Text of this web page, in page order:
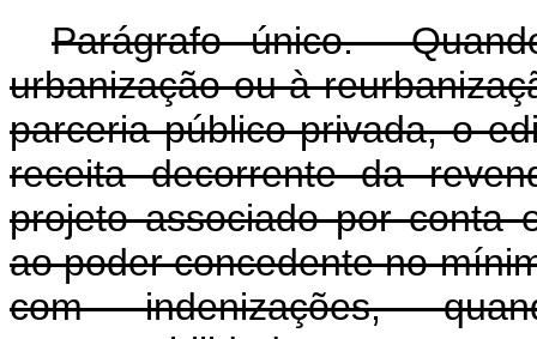
Parágrafo único.
urbanização ou à
parceria público-privada, o
receita decorrente da
projeto associado por conta
ao poder concedente no
com indenizações,